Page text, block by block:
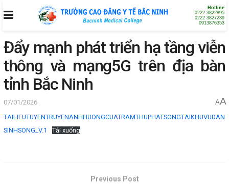
Hotline
0222 3822895
0222 3827239
0913876353
Đẩy mạnh phát triển hạ tầng viễn
thông và mạng5G trên địa bàn
tỉnh Bắc Ninh
07/01/2026 AA
TAILIEUTUYENTRUYENANHHUONGCUATRAMTHUPHATSONGTAIKHUVUDAN
SINHSONG_V.1
Tải xuống
Previous Post